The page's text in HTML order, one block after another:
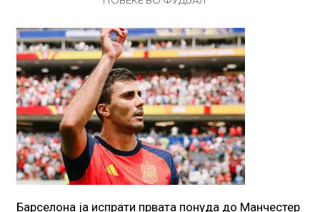
Барселона ја испрати првата понуда до Манчестер